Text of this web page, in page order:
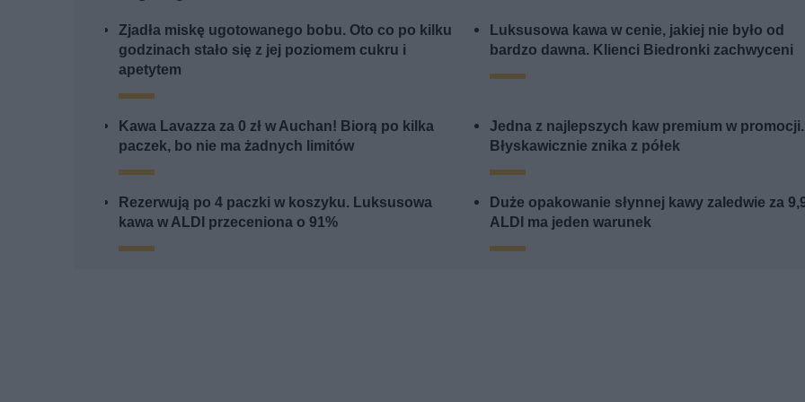
Zjadła miskę ugotowanego bobu. Oto co po kilku
godzinach stało się z jej poziomem cukru i
apetytem
Luksusowa kawa w cenie, jakiej nie było od
bardzo dawna. Klienci Biedronki zachwyceni
Kawa Lavazza za 0 zł w Auchan! Biorą po kilka
paczek, bo nie ma żadnych limitów
Jedna z najlepszych kaw premium w promocji.
Błyskawicznie znika z półek
Rezerwują po 4 paczki w koszyku. Luksusowa
kawa w ALDI przeceniona o 91%
Duże opakowanie słynnej kawy zaledwie za
ALDI ma jeden warunek